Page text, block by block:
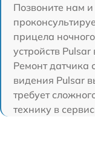
Позвоните нам
прицела
устройств
Ремонт датчика
видения Pulsar
требует
технику в